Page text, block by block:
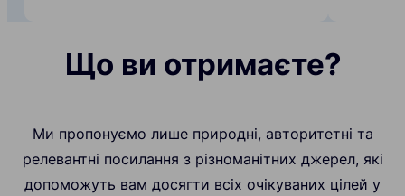
Що ви отримаєте?
Ми пропонуємо лише природні, авторитетні та
релевантні посилання з різноманітних джерел, які
допоможуть вам досягти всіх очікуваних цілей у